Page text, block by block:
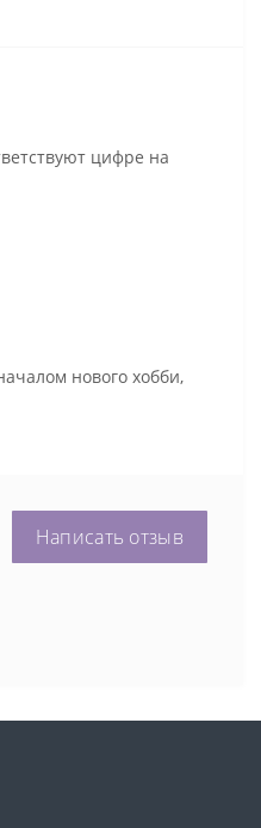
цифре на
нового хобби,
Написать отзыв